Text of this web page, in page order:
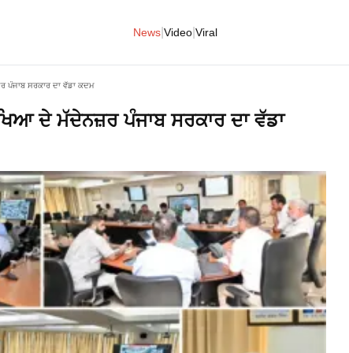
News Video Viral
ਪੰਜਾਬ ਸਰਕਾਰ ਦਾ ਵੱਡਾ ਕਦਮ
ਦੇ ਮੱਦੇਨਜ਼ਰ ਪੰਜਾਬ ਸਰਕਾਰ ਦਾ ਵੱਡਾ